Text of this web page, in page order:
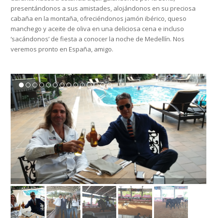
presentándonos a sus amistades, alojándonos en su preciosa
cabaña en la montaña, ofreciéndonos jamón ibérico, queso
manchego y aceite de oliva en una deliciosa cena e incluso
‘sacándonos’ de fiesta a conocer la noche de Medellín. Nos
veremos pronto en España, amigo.